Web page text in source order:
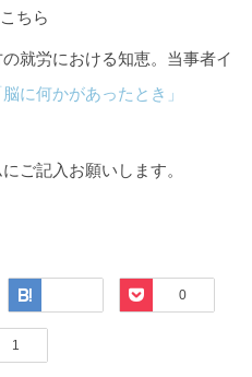
ちら
就労における知恵。当事者イ
脳に何かがあったとき」
ご記入お願いします。
Pocket
0
Feedly
1